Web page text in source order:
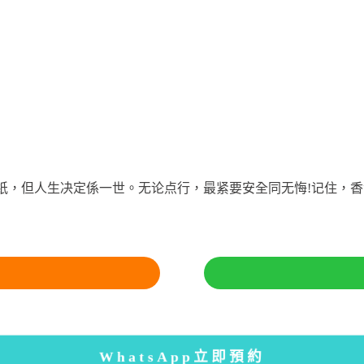
，但人生决定係一世。无论点行，最紧要安全同无悔!记住，
WhatsApp立即預約